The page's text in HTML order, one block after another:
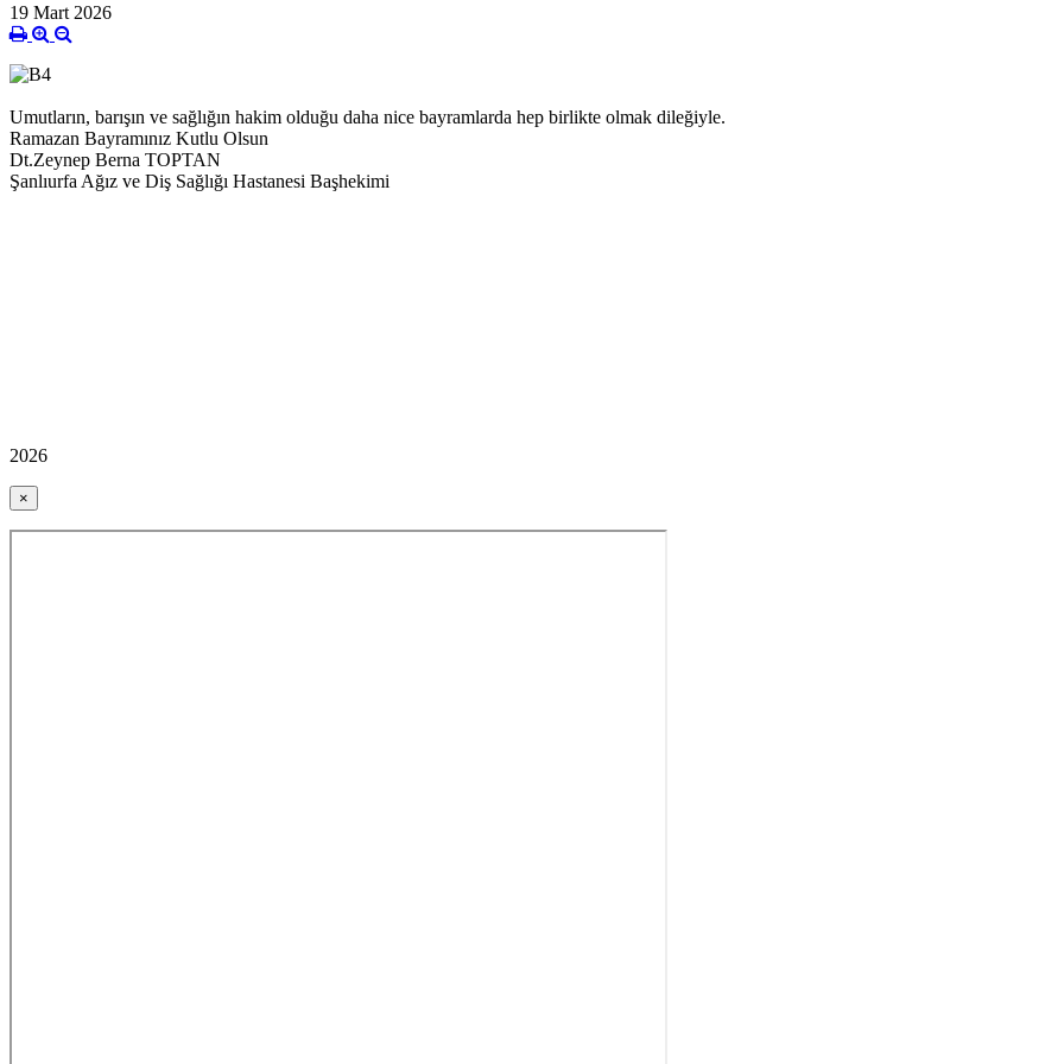
19 Mart 2026
Umutların, barışın ve sağlığın hakim olduğu daha nice bayramlarda hep birlikte olmak dileğiyle.
Ramazan Bayramınız Kutlu Olsun
Dt.Zeynep Berna TOPTAN
Şanlıurfa Ağız ve Diş Sağlığı Hastanesi Başhekimi
2026
×